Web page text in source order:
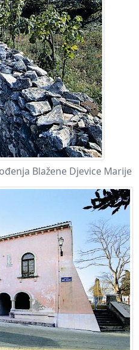
Blažene Djevice Marije